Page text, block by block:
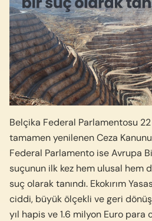
Belçika Federal Parlamentosu
tamamen yenilenen Ceza
Federal Parlamento ise Avrupa
suçunun ilk kez hem ulusal hem
suç olarak tanındı. Ekokırım
ciddi, büyük ölçekli ve geri
yıl hapis ve 1.6 milyon Euro para